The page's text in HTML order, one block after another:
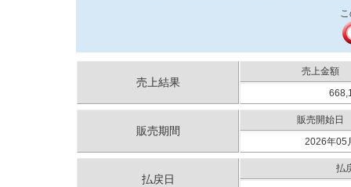
売上結果
売上金額
販売期間
販売開始日
2026年05
払戻日
払